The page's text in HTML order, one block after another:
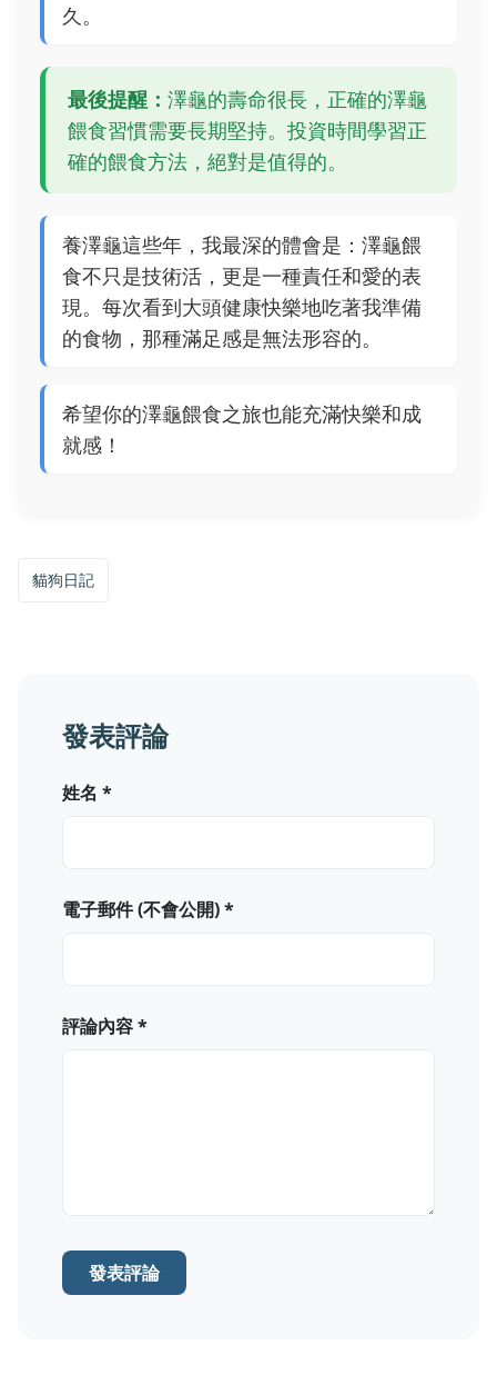
久。
最後提醒： 澤龜的壽命很長，正確的澤龜
餵食習慣需要長期堅持。投資時間學習正
確的餵食方法，絕對是值得的。
養澤龜這些年，我最深的體會是：澤龜餵
食不只是技術活，更是一種責任和愛的表
現。每次看到大頭健康快樂地吃著我準備
的食物，那種滿足感是無法形容的。
希望你的澤龜餵食之旅也能充滿快樂和成
就感！
貓狗日記
發表評論
姓名 *
電子郵件 (不會公開) *
評論內容 *
發表評論